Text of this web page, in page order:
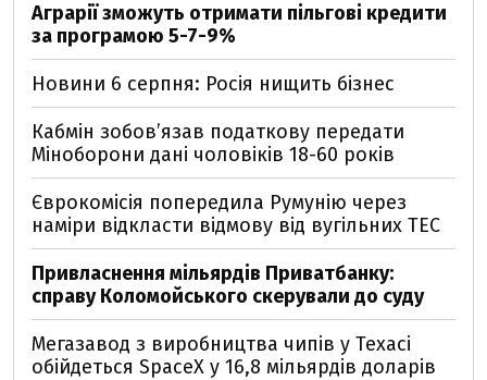
Аграрії зможуть отримати пільгові кредити
за програмою 5-7-9%
Новини 6 серпня: Росія нищить бізнес
Кабмін зобовʼязав податкову передати
Міноборони дані чоловіків 18-60 років
Єврокомісія попередила Румунію через
наміри відкласти відмову від вугільних ТЕС
Привласнення мільярдів Приватбанку:
справу Коломойського скерували до суду
Мегазавод з виробництва чипів у Техасі
обійдеться SpaceX у 16,8 мільярдів доларів